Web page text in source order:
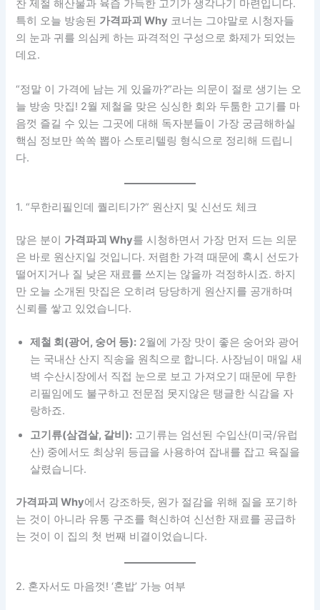
찬 제철 해산물과 육즙 가득한 고기가 생각나기 마련입니다.
특히 오늘 방송된 가격파괴 Why 코너는 그야말로 시청자들
의 눈과 귀를 의심케 하는 파격적인 구성으로 화제가 되었는
데요.
“정말 이 가격에 남는 게 있을까?”라는 의문이 절로 생기는 오
늘 방송 맛집! 2월 제철을 맞은 싱싱한 회와 두툼한 고기를 마
음껏 즐길 수 있는 그곳에 대해 독자분들이 가장 궁금해하실
핵심 정보만 쏙쏙 뽑아 스토리텔링 형식으로 정리해 드립니
다.
1. “무한리필인데 퀄리티가?” 원산지 및 신선도 체크
많은 분이 가격파괴 Why를 시청하면서 가장 먼저 드는 의문
은 바로 원산지일 것입니다. 저렴한 가격 때문에 혹시 선도가
떨어지거나 질 낮은 재료를 쓰지는 않을까 걱정하시죠. 하지
만 오늘 소개된 맛집은 오히려 당당하게 원산지를 공개하며
신뢰를 쌓고 있었습니다.
제철 회(광어, 숭어 등): 2월에 가장 맛이 좋은 숭어와 광어
는 국내산 산지 직송을 원칙으로 합니다. 사장님이 매일 새
벽 수산시장에서 직접 눈으로 보고 가져오기 때문에 무한
리필임에도 불구하고 전문점 못지않은 탱글한 식감을 자
랑하죠.
고기류(삼겹살, 갈비): 고기류는 엄선된 수입산(미국/유럽
산) 중에서도 최상위 등급을 사용하여 잡내를 잡고 육질을
살렸습니다.
가격파괴 Why에서 강조하듯, 원가 절감을 위해 질을 포기하
는 것이 아니라 유통 구조를 혁신하여 신선한 재료를 공급하
는 것이 이 집의 첫 번째 비결이었습니다.
2. 혼자서도 마음껏! ‘혼밥’ 가능 여부